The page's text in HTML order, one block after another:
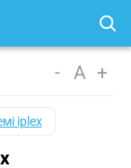
- A +
iplex